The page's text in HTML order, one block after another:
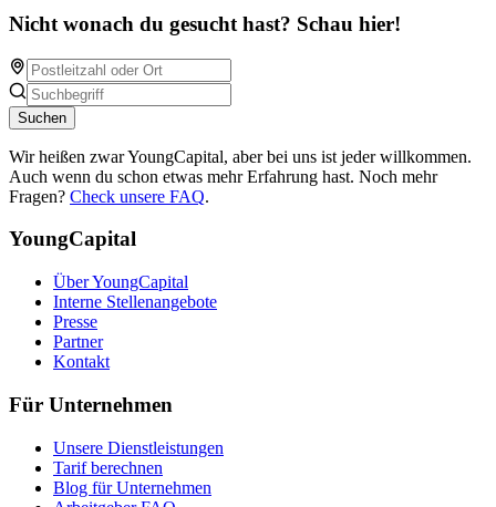
Nicht wonach du gesucht hast? Schau hier!
Suchen
Wir heißen zwar YoungCapital, aber bei uns ist jeder willkommen.
Auch wenn du schon etwas mehr Erfahrung hast. Noch mehr
Fragen? Check unsere FAQ.
YoungCapital
Über YoungCapital
Interne Stellenangebote
Presse
Partner
Kontakt
Für Unternehmen
Unsere Dienstleistungen
Tarif berechnen
Blog für Unternehmen